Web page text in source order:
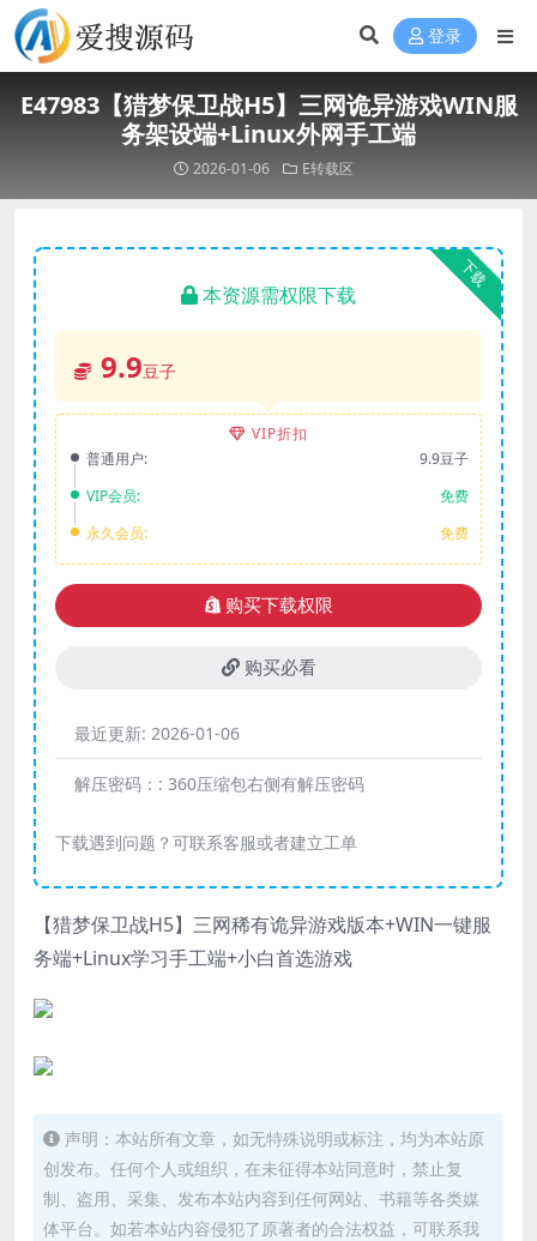
登录
E47983【猎梦保卫战H5】三网诡异游戏WIN服
务架设端+Linux外网手工端
2026-01-06 E转载区
下载
本资源需权限下载
9.9豆子
VIP折扣
普通用户:
9.9豆子
VIP会员:
免费
永久会员:
免费
购买下载权限
购买必看
最近更新: 2026-01-06
解压密码：: 360压缩包右侧有解压密码
下载遇到问题？可联系客服或者建立工单
【猎梦保卫战H5】三网稀有诡异游戏版本+WIN一键服
务端+Linux学习手工端+小白首选游戏
声明：本站所有文章，如无特殊说明或标注，均为本站原
创发布。任何个人或组织，在未征得本站同意时，禁止复
制、盗用、采集、发布本站内容到任何网站、书籍等各类媒
体平台。如若本站内容侵犯了原著者的合法权益，可联系我